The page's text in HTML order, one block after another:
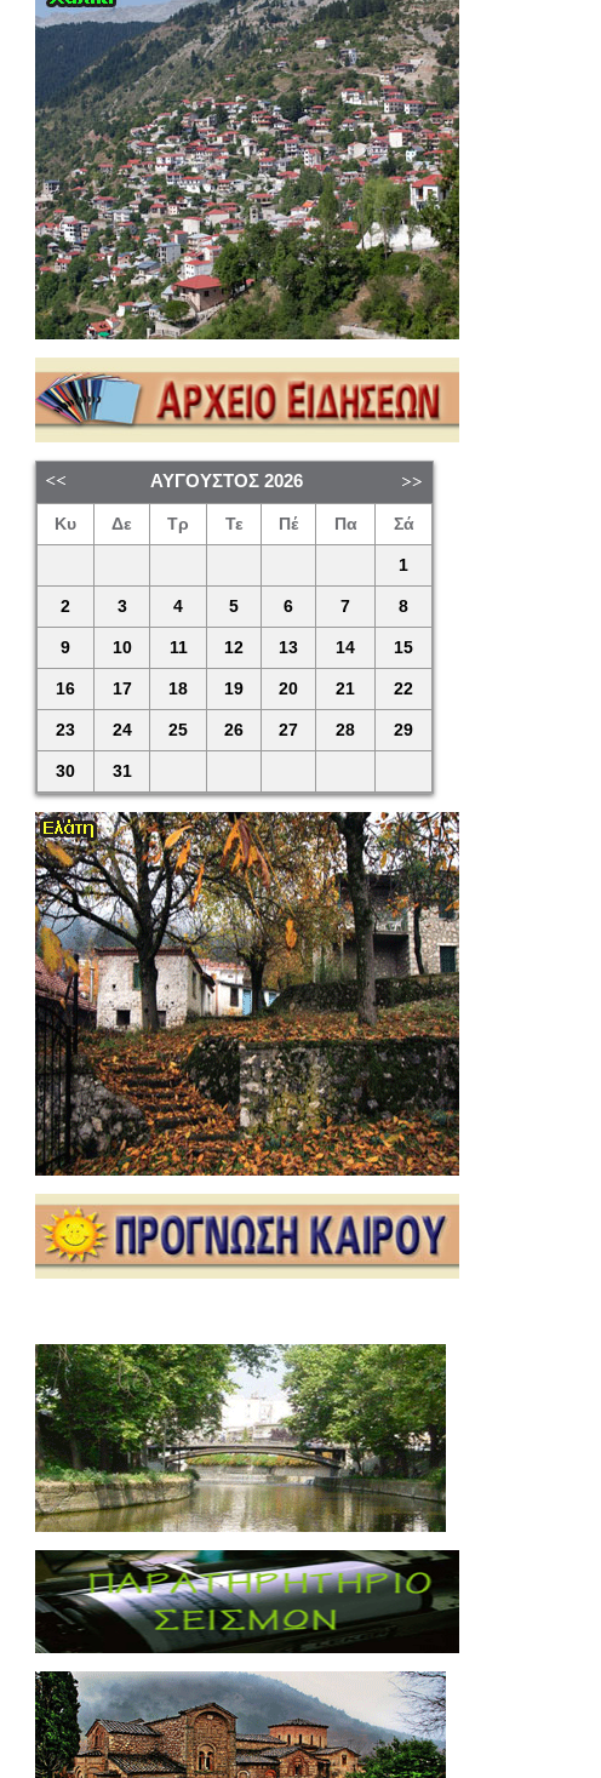
ΑΎΓΟΥΣΤΟΣ 2026
Κυ Δε Τρ Τε Πέ Πα Σά
1
2 3 4 5 6 7 8
9 10 11 12 13 14 15
16 17 18 19 20 21 22
23 24 25 26 27 28 29
30 31